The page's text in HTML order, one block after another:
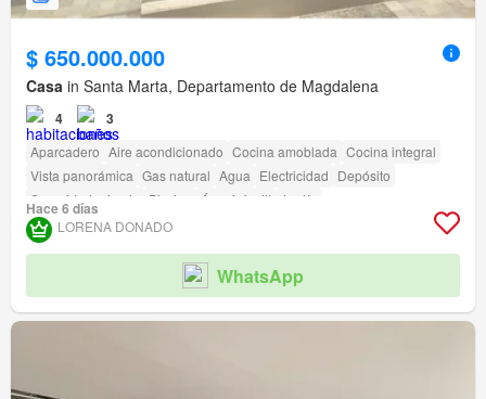
$ 650.000.000
Casa in Santa Marta, Departamento de Magdalena
4 3
Aparcadero Aire acondicionado Cocina amoblada Cocina integral
Vista panorámica Gas natural Agua Electricidad Depósito
Seguridad privada
Piscina Área infantil Jardín
Hace 6 días
LORENA DONADO
WhatsApp